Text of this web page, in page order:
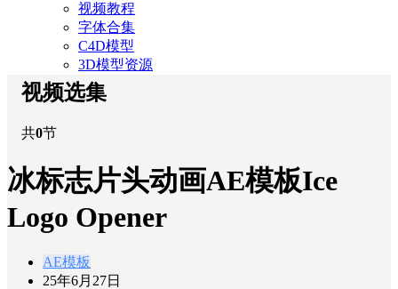
视频教程
字体合集
C4D模型
3D模型资源
视频选集
共0节
冰标志片头动画AE模板Ice
Logo Opener
AE模板
25年6月27日